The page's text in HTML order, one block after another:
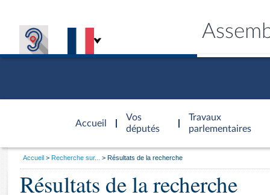
Accueil
d'accueil
Vos
députés
Travaux
parlementaires
Général
Vous
Accueil Recherche sur... Résultats de la recherche
Résultats de la recherche